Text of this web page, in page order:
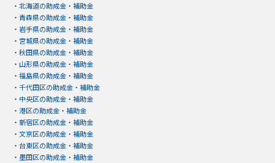
・ 北海道の助成金・補助金
・ 青森県の助成金・補助金
・ 岩手県の助成金・補助金
・ 宮城県の助成金・補助金
・ 秋田県の助成金・補助金
・ 山形県の助成金・補助金
・ 福島県の助成金・補助金
・ 千代田区の助成金・補助金
・ 中央区の助成金・補助金
・ 港区の助成金・補助金
・ 新宿区の助成金・補助金
・ 文京区の助成金・補助金
・ 台東区の助成金・補助金
・ 墨田区の助成金・補助金